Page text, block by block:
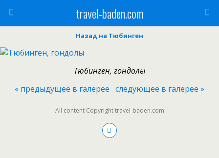
travel-baden.com
Назад на Тюбинген
Тюбинген, гондолы
« предыдущее в галерее следующее в галерее »
All content Copyright travel-baden.com